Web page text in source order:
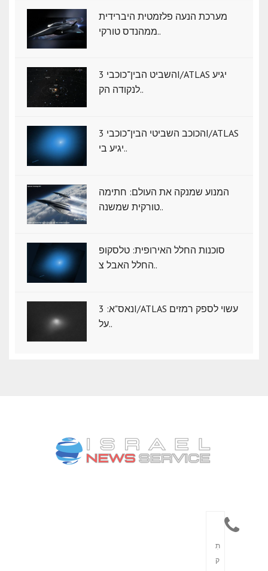
מערכת הנעה פלזמטית היברידית
ממהנדס טורקי..
השביט הבין־כוכבי 3I/ATLAS יגיע
לנקודה הק..
הכוכב השביטי הבין־כוכבי 3I/ATLAS
יגיע בי..
המנוע שמנקה את העולם: חתימה
טורקית שמשנה..
סוכנות החלל האירופית: טלסקופ
החלל האבל צ..
נאס"א: ‏3I/ATLAS עשוי לספק רמזים
על..
תִ
ק